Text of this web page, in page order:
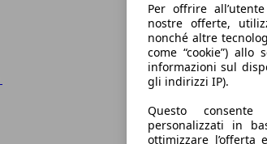
Per offrire
nostre offerte,
nonché altre
come “cookie”)
informazioni sul
gli indirizzi IP).
Questo
personalizzati in
ottimizzare